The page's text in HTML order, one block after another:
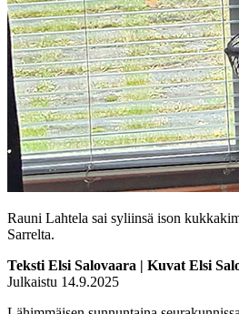
Rauni Lahtela sai syliinsä ison
Sarrelta.
Teksti Elsi Salovaara | Kuvat Elsi
Julkaistu 14.9.2025